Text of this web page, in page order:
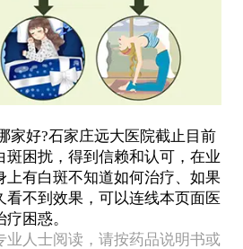
好?石家庄远大医院截止目前
斑困扰，得到信赖和认可，在业
上有白斑不知道如何治疗、如果
看不到效果，可以连线本页面医
困惑。
业人士阅读，请按药品说明书或